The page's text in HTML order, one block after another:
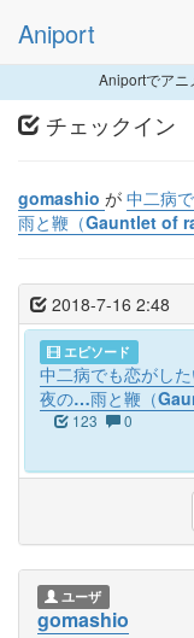
Aniport
Aniportでアニ
チェックイン
gomashio が 中二病
雨と鞭（Gauntlet of
2018-7-16 2:48
エピソード
中二病でも恋がし
夜の…雨と鞭（
123 0
ユーザ
gomashio